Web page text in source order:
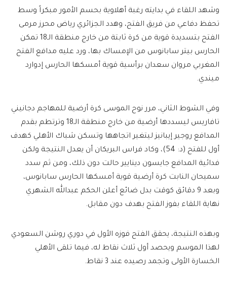
وشهد اللقاء في بدايته رغبة أهلاوية بحسم الأمور مبكراً وسط
تحفظ دفاعي من فريق الفتح، وهدد الجزائري رياض محرز مرمى
الفتح بتسديدة قوية من كرة ثابتة من خارج منطقة الـ18 تمكن
الحارس بيتر سابانوس من الإمساك بها، ورد عليه مدافع الفتح
المغربي مروان سعدان برأسية قوية أمسكها الحارس إدوارد
ميندي.
وفي الشوط الثاني، مرر نوح الموسى كرة أرضية للمهاجم دجانيني
تافاريس ليسددها أرضية من خارج منطقة الـ18 وترتطم بقدم
المدافع روجير إيبانيز ليتغير اتجاهها وتسكن شباك الأهلي كهدف
أول للفتح (د: 54)، وكاد فراس البريكان أن يعدل النتيجة ولكن
فدائية المدافع جايسون دينايير حالت دون ذلك، ومن ثم سدد
سميحان النابت كرة أرضية قوية أمسكها الحارس سابانوس،
وبعد 9 دقائق كوقت بدل ضائع أعلن الحكم عبدالله الشهري
نهاية اللقاء بفوز الفتح بهدف دون مقابل.
وبهذه النتيجة، يحقق الفتح فوزه الأول في دوري روشن السعودي
لهذا الموسم ويحصد أول ثلاث نقاط له، فيما تلقى الأهلي
الخسارة الأولى وتجمد رصيده عند 3 نقاط.